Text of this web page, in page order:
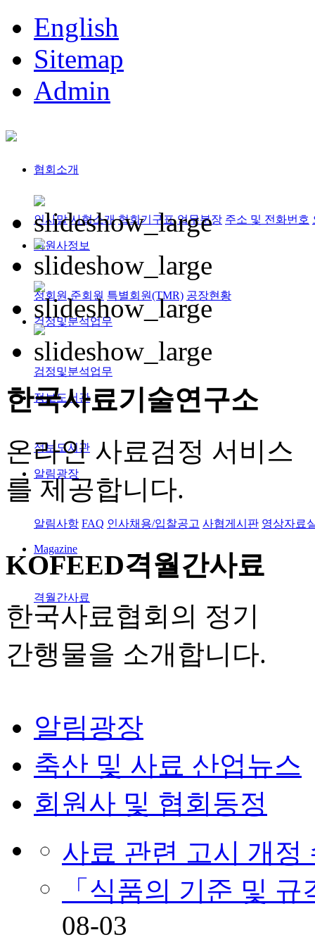
English
Sitemap
Admin
협회소개
인사말 사협소개 협회기구표 업무분장 주소 및 전화번호
회원사정보
정회원,준회원 특별회원(TMR) 공장현황
검정및분석업무
검정및분석업무
정보도서관
정보도서관
알림광장
알림사항 FAQ 인사채용/입찰공고 사협게시판 영상자료
Magazine
격월간사료
한국사료기술연구소
온라인 사료검정 서비스
를 제공합니다.
KOFEED격월간사료
한국사료협회의 정기
간행물을 소개합니다.
알림광장
축산 및 사료 산업뉴스
회원사 및 협회동정
사료 관련 고시 개
「식품의 기준 및
08-03